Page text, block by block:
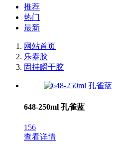
推荐
热门
最新
网站首页
乐泰胶
固持瞬干胶
648-250ml 孔雀蓝
156
查看详情